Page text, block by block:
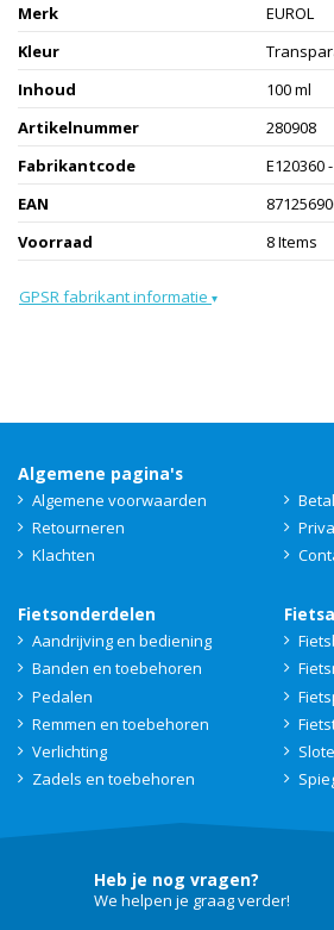
Merk
EUROL
Kleur
Inhoud
100 ml
Artikelnummer
280908
Fabrikantcode
E120360
EAN
Voorraad
8 Items
GPSR fabrikant informatie ▾
Algemene pagina's
Algemene voorwaarden
Retourneren
Klachten
Fietsonderdelen
Aandrijving en bediening
Banden en toebehoren
Pedalen
Remmen en toebehoren
Verlichting
Zadels en toebehoren
Heb je nog vragen?
We helpen je graag verder!